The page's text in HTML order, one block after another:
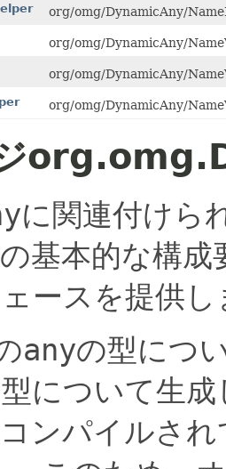
org/omg/DynamicAny/
org/omg/DynamicAny/
org/omg/DynamicAny/
org/omg/DynamicAny/
に関連付けら
基本的な構
ースを提供し
anyの型につ
について生
ンパイルさ